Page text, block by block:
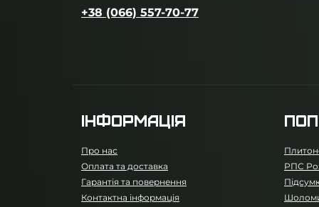
+38 (066) 557-70-77
ІНФОРМАЦІЯ
Про нас
Оплата та доставка
Гарантія та повернення
Контактна інформація
РПС